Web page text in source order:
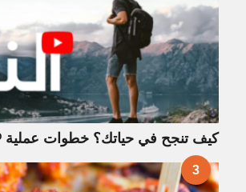
كيف تنجح في حياتك؟ خطوات عملية ᴴᴰ
3